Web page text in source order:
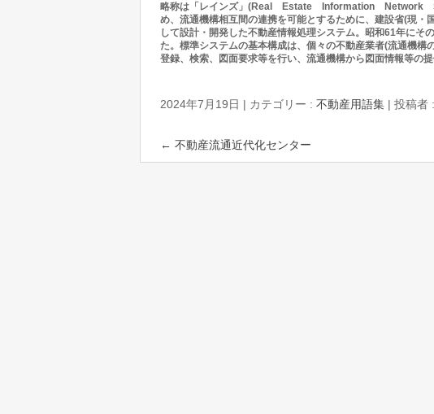
略称は「レインズ」(Real Estate Information Network
め、流通機構相互間の連携を可能とするために、建設省(現・
して設計・開発した不動産情報処理システム。昭和61年にそ
た。標準システムの基本構成は、個々の不動産業者(流通機構
登録、検索、図面要求等を行い、流通機構から図面情報等の提
2024年7月19日 | カテゴリー :不動産用語集 |投稿者
← 不動産流通近代化センター